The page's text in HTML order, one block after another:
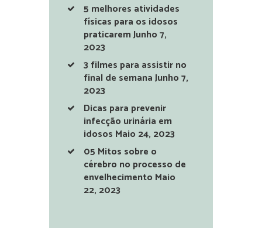
5 melhores atividades
físicas para os idosos
praticaremJunho 7,
2023
3 filmes para assistir no
final de semanaJunho 7,
2023
Dicas para prevenir
infecção urinária em
idosos Maio 24, 2023
05 Mitos sobre o
cérebro no processo de
envelhecimento Maio
22, 2023